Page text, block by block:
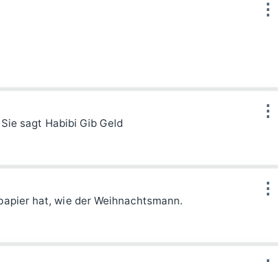
⋮
⋮
sagt Habibi Gib Geld
⋮
hat, wie der Weihnachtsmann.